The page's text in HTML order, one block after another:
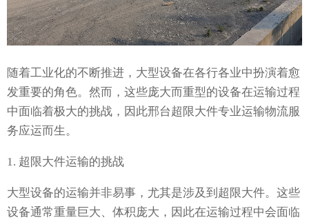
随着工业化的不断推进，大型设备在各行各业中扮演着愈
发重要的角色。然而，这些庞大而重型的设备在运输过程
中面临着极大的挑战，因此邢台超限大件专业运输物流服
务应运而生。
1. 超限大件运输的挑战
大型设备的运输并非易事，尤其是涉及到超限大件。这些
设备通常重量巨大、体积庞大，因此在运输过程中会面临